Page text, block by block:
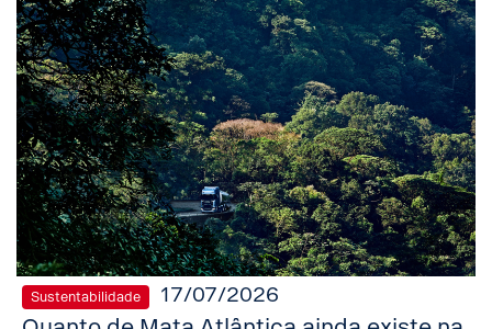
Sustentabilidade 17/07/2026